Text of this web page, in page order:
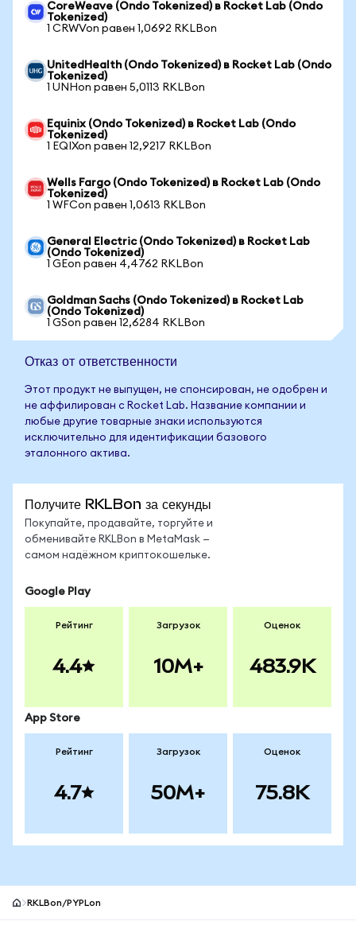
CoreWeave (Ondo Tokenized) в Rocket Lab (Ondo
Tokenized)
1 CRWVon равен 1,0692 RKLBon
UnitedHealth (Ondo Tokenized) в Rocket Lab (Ondo
Tokenized)
1 UNHon равен 5,0113 RKLBon
Equinix (Ondo Tokenized) в Rocket Lab (Ondo
Tokenized)
1 EQIXon равен 12,9217 RKLBon
Wells Fargo (Ondo Tokenized) в Rocket Lab (Ondo
Tokenized)
1 WFCon равен 1,0613 RKLBon
General Electric (Ondo Tokenized) в Rocket Lab
(Ondo Tokenized)
1 GEon равен 4,4762 RKLBon
Goldman Sachs (Ondo Tokenized) в Rocket Lab
(Ondo Tokenized)
1 GSon равен 12,6284 RKLBon
Отказ от ответственности
Этот продукт не выпущен, не спонсирован, не одобрен и
не аффилирован с Rocket Lab. Название компании и
любые другие товарные знаки используются
исключительно для идентификации базового
эталонного актива.
Получите RKLBon за секунды
Покупайте, продавайте, торгуйте и
обменивайте RKLBon в MetaMask —
самом надёжном криптокошельке.
Google Play
Рейтинг
4.4
Загрузок
10M+
Оценок
483.9K
App Store
Рейтинг
4.7
Загрузок
50M+
Оценок
75.8K
RKLBon/PYPLon